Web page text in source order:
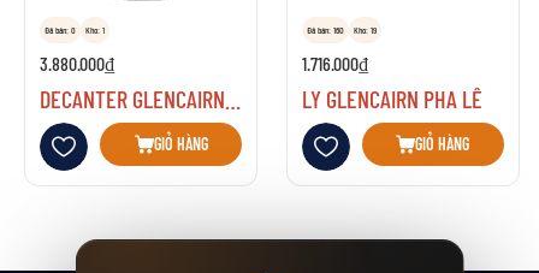
Đã bán: 0 Kho: 1
3.880.000₫
DECANTER GLENCAIRN POT SILL
Thêm vào danh sách yêu thích
GIỎ HÀNG
Đã bán: 160 Kho: 19
1.716.000₫
LY GLENCAIRN PHA LÊ
Thêm vào danh sách yêu thích
GIỎ HÀNG